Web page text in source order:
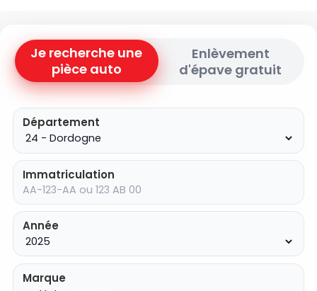
Je recherche une
pièce auto
Enlèvement
d'épave gratuit
Département
Immatriculation
Année
Marque